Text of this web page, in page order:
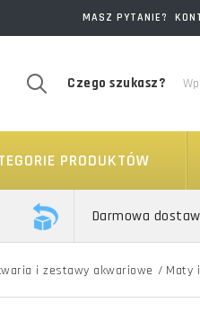
MASZ PYTANIE?
Czego szukasz?
PRODUKTÓW
Darmowa
i zestawy akwariowe / Maty